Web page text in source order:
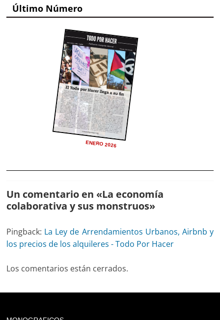
Último Número
ENERO 2026
Un comentario en «La economía
colaborativa y sus monstruos»
Pingback: La Ley de Arrendamientos Urbanos, Airbnb y
los precios de los alquileres - Todo Por Hacer
Los comentarios están cerrados.